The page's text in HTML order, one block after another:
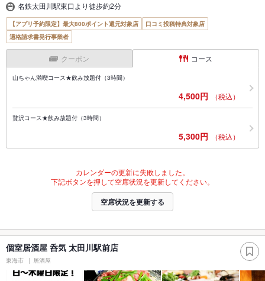
名鉄太田川駅東口より徒歩約2分
【アプリ予約限定】最大800ポイント還元対象店
口コミ投稿特典対象店
適格請求書発行事業者
クーポン コース
山ちゃん満喫コース★飲み放題付（3時間）
4,500円 （税込）
贅沢コース★飲み放題付（3時間）
5,300円 （税込）
カレンダーの更新に失敗しました。
下記ボタンを押して空席状況を更新してください。
空席状況を更新する
個室居酒屋 呑気 太田川駅前店
東海市 居酒屋